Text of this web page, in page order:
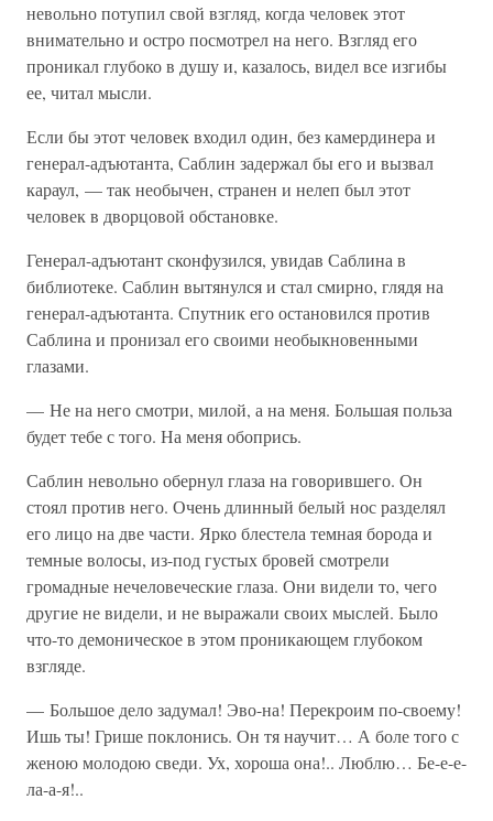
невольно потупил свой взгляд, когда человек этот
внимательно и остро посмотрел на него. Взгляд его
проникал глубоко в душу и, казалось, видел все изгибы
ее, читал мысли.
Если бы этот человек входил один, без камердинера и
генерал-адъютанта, Саблин задержал бы его и вызвал
караул, — так необычен, странен и нелеп был этот
человек в дворцовой обстановке.
Генерал-адъютант сконфузился, увидав Саблина в
библиотеке. Саблин вытянулся и стал смирно, глядя на
генерал-адъютанта. Спутник его остановился против
Саблина и пронизал его своими необыкновенными
глазами.
— Не на него смотри, милой, а на меня. Большая польза
будет тебе с того. На меня обопрись.
Саблин невольно обернул глаза на говорившего. Он
стоял против него. Очень длинный белый нос разделял
его лицо на две части. Ярко блестела темная борода и
темные волосы, из-под густых бровей смотрели
громадные нечеловеческие глаза. Они видели то, чего
другие не видели, и не выражали своих мыслей. Было
что-то демоническое в этом проникающем глубоком
взгляде.
— Большое дело задумал! Эво-на! Перекроим по-своему!
Ишь ты! Грише поклонись. Он тя научит… А боле того с
женою молодою сведи. Ух, хороша она!.. Люблю… Бе-е-е-
ла-а-я!..